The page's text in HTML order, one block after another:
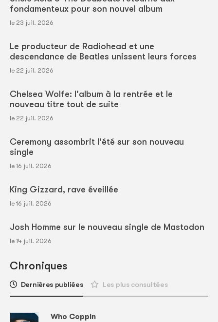
fondamenteux pour son nouvel album
le 23 juil. 2026
Le producteur de Radiohead et une
descendance de Beatles unissent leurs forces
le 22 juil. 2026
Chelsea Wolfe: l'album à la rentrée et le
nouveau titre tout de suite
le 22 juil. 2026
Ceremony assombrit l'été sur son nouveau
single
le 16 juil. 2026
King Gizzard, rave éveillée
le 16 juil. 2026
Josh Homme sur le nouveau single de Mastodon
le 14 juil. 2026
Chroniques
Dernières publiées Les plus consultées
Who Coppin